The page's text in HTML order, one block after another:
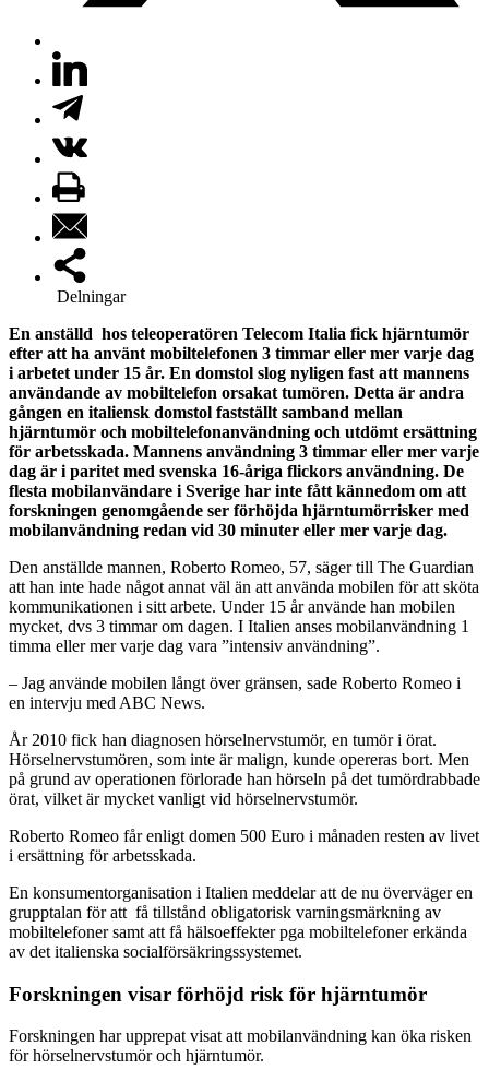
Delningar
En anställd hos teleoperatören Telecom Italia fick hjärntumör
efter att ha använt mobiltelefonen 3 timmar eller mer varje dag
i arbetet under 15 år. En domstol slog nyligen fast att mannens
användande av mobiltelefon orsakat tumören. Detta är andra
gången en italiensk domstol fastställt samband mellan
hjärntumör och mobiltelefonanvändning och utdömt ersättning
för arbetsskada. Mannens användning 3 timmar eller mer varje
dag är i paritet med svenska 16-åriga flickors användning. De
flesta mobilanvändare i Sverige har inte fått kännedom om att
forskningen genomgående ser förhöjda hjärntumörrisker med
mobilanvändning redan vid 30 minuter eller mer varje dag.
Den anställde mannen, Roberto Romeo, 57, säger till The Guardian
att han inte hade något annat väl än att använda mobilen för att sköta
kommunikationen i sitt arbete. Under 15 år använde han mobilen
mycket, dvs 3 timmar om dagen. I Italien anses mobilanvändning 1
timma eller mer varje dag vara ”intensiv användning”.
– Jag använde mobilen långt över gränsen, sade Roberto Romeo i
en intervju med ABC News.
År 2010 fick han diagnosen hörselnervstumör, en tumör i örat.
Hörselnervstumören, som inte är malign, kunde opereras bort. Men
på grund av operationen förlorade han hörseln på det tumördrabbade
örat, vilket är mycket vanligt vid hörselnervstumör.
Roberto Romeo får enligt domen 500 Euro i månaden resten av livet
i ersättning för arbetsskada.
En konsumentorganisation i Italien meddelar att de nu överväger en
grupptalan för att få tillstånd obligatorisk varningsmärkning av
mobiltelefoner samt att få hälsoeffekter pga mobiltelefoner erkända
av det italienska socialförsäkringssystemet.
Forskningen visar förhöjd risk för hjärntumör
Forskningen har upprepat visat att mobilanvändning kan öka risken
för hörselnervstumör och hjärntumör.